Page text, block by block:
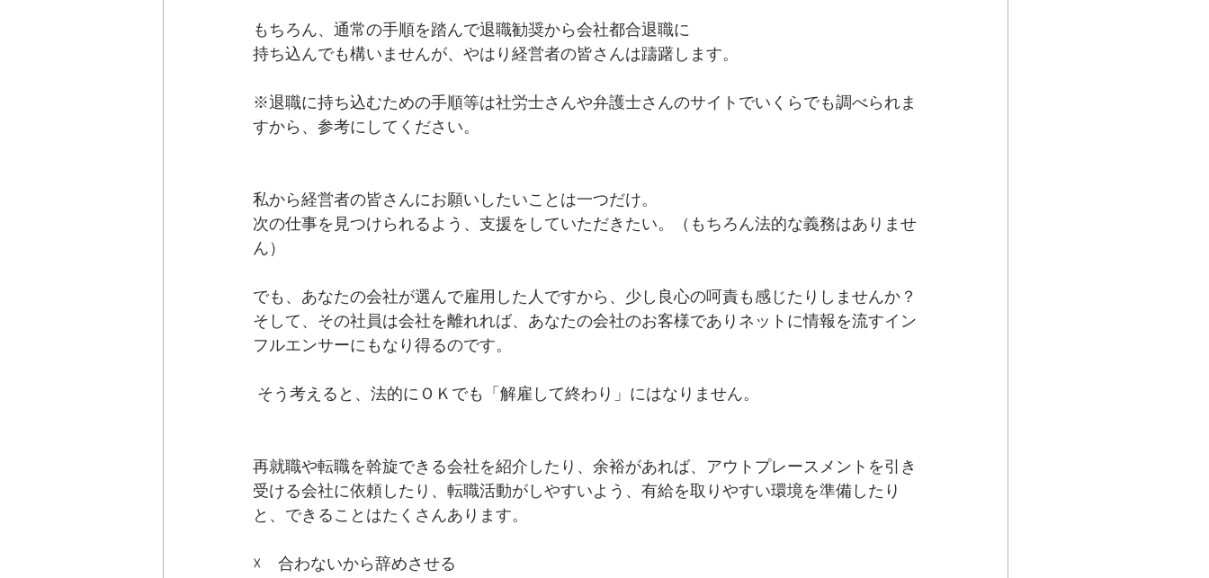
もちろん、通常の手順を踏んで退職勧奨から会社都合退職に
持ち込んでも構いませんが、やはり経営者の皆さんは躊躇します。
※退職に持ち込むための手順等は社労士さんや弁護士さんのサイトでいくらでも調べられま
すから、参考にしてください。
私から経営者の皆さんにお願いしたいことは一つだけ。
次の仕事を見つけられるよう、支援をしていただきたい。（もちろん法的な義務はありませ
ん）
でも、あなたの会社が選んで雇用した人ですから、少し良心の呵責も感じたりしませんか？
そして、その社員は会社を離れれば、あなたの会社のお客様でありネットに情報を流すイン
フルエンサーにもなり得るのです。
そう考えると、法的にＯＫでも「解雇して終わり」にはなりません。
再就職や転職を斡旋できる会社を紹介したり、余裕があれば、アウトプレースメントを引き
受ける会社に依頼したり、転職活動がしやすいよう、有給を取りやすい環境を準備したり
と、できることはたくさんあります。
☓　合わないから辞めさせる